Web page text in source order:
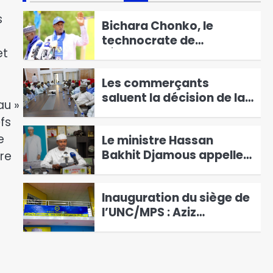
»
4
Bichara Chonko, le
technocrate de
5
Les commerçants
saluent la décision de la
place.
6
Le ministre Hassan
Bakhit Djamous appelle a
1
Inauguration du siège de
l’UNC/MPS : Aziz